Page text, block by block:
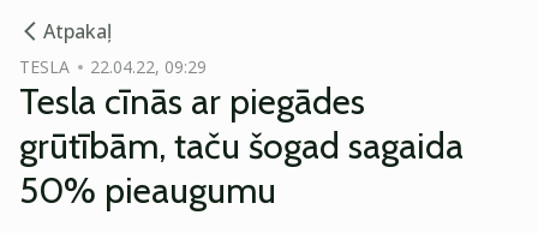
Atpakaļ
TESLA 22.04.22, 09:29
Tesla cīnās ar piegādes
grūtībām, taču šogad sagaida
50% pieaugumu